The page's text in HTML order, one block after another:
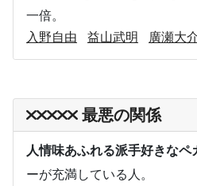
一倍。
入野自由
益山武明 廣瀬大
最悪の関係
人情味あふれる派手好きなペ
ーが充満している人。